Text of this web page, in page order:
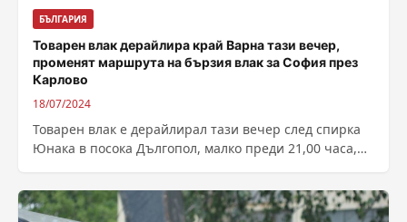
БЪЛГАРИЯ
Товарен влак дерайлира край Варна тази вечер,
променят маршрута на бързия влак за София през
Карлово
18/07/2024
Товарен влак е дерайлирал тази вечер след спирка
Юнака в посока Дългопол, малко преди 21,00 часа,